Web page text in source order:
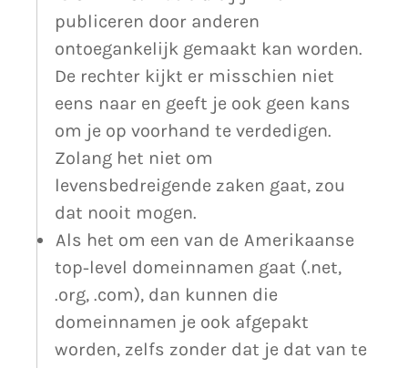
publiceren door anderen
ontoegankelijk gemaakt kan worden.
De rechter kijkt er misschien niet
eens naar en geeft je ook geen kans
om je op voorhand te verdedigen.
Zolang het niet om
levensbedreigende zaken gaat, zou
dat nooit mogen.
Als het om een van de Amerikaanse
top-level domeinnamen gaat (.net,
.org, .com), dan kunnen die
domeinnamen je ook afgepakt
worden, zelfs zonder dat je dat van te